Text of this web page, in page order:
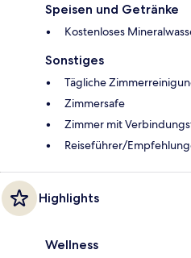
Speisen und Getränke
Kostenloses
Sonstiges
Tägliche
Zimmersafe
Zimmer mit
Reiseführer/
Highlights
Wellness